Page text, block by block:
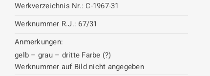
Werkverzeichnis Nr.: C-1967-31
Werknummer R.J.: 67/31
Anmerkungen:
gelb – grau – dritte Farbe (?)
Werknummer auf Bild nicht angegeben